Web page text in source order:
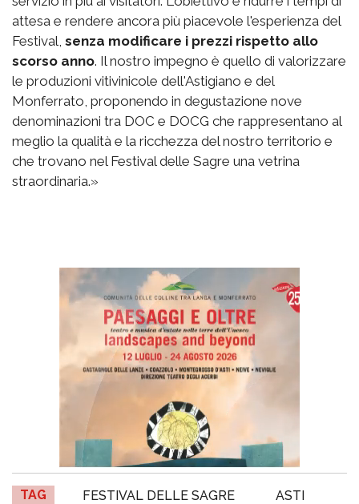
attesa e rendere ancora più piacevole l'esperienza del
Festival, senza modificare i prezzi rispetto allo
scorso anno. Il nostro impegno è quello di valorizzare
le produzioni vitivinicole dell'Astigiano e del
Monferrato, proponendo in degustazione nove
denominazioni tra DOC e DOCG che rappresentano al
meglio la qualità e la ricchezza del nostro territorio e
che trovano nel Festival delle Sagre una vetrina
straordinaria.»
TAG FESTIVAL DELLE SAGRE
ASTI